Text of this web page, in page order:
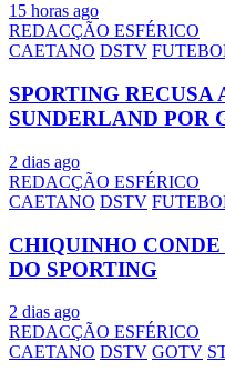
15 horas ago
REDACÇÃO ESFÉRICO
CAETANO DSTV
SPORTING RECUSA
SUNDERLAND POR
2 dias ago
REDACÇÃO ESFÉRICO
CAETANO DSTV
CHIQUINHO
DO SPORTING
2 dias ago
REDACÇÃO ESFÉRICO
CAETANO DSTV GOTV